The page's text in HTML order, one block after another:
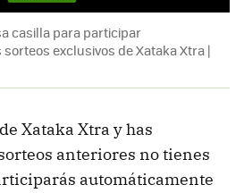
casilla para participar
exclusivos de Xataka Xtra |
Xataka Xtra y has
anteriores no tienes
automáticamente